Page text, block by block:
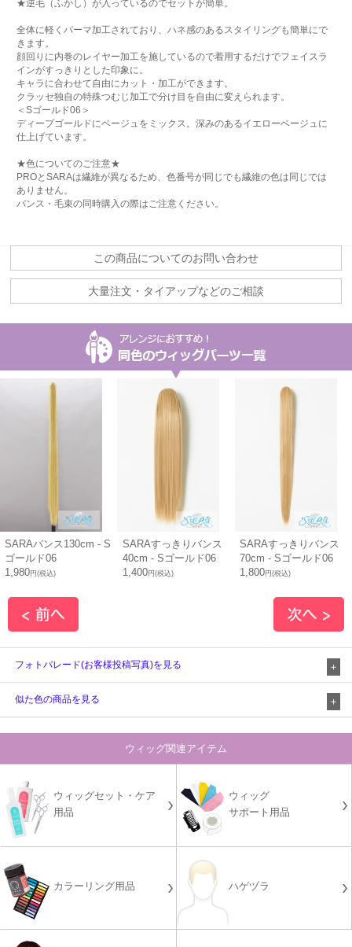
★逆毛（ふかし）が入っているのでセットが簡単。
全体に軽くパーマ加工されており、ハネ感のあるスタイリングも簡単にで
きます。
顔回りに内巻のレイヤー加工を施しているので着用するだけでフェイスラ
インがすっきりとした印象に。
キャラに合わせて自由にカット・加工ができます。
クラッセ独自の特殊つむじ加工で分け目を自由に変えられます。
＜Sゴールド06＞
ディープゴールドにベージュをミックス。深みのあるイエローベージュに
仕上げています。
★色についてのご注意★
PROとSARAは繊維が異なるため、色番号が同じでも繊維の色は同じでは
ありません。
バンス・毛束の同時購入の際はご注意ください。
この商品についてのお問い合わせ
大量注文・タイアップなどのご相談
SARAバンス130cm - S
ゴールド06
1,980円(税込)
SARAすっきりバンス
40cm - Sゴールド06
1,400円(税込)
SARAすっきりバンス
70cm - Sゴールド06
1,800円(税込)
フォトパレード(お客様投稿写真)を見る
似た色の商品を見る
ウィッグ関連アイテム
ウィッグセット・ケア
用品
ウィッグ
サポート用品
カラーリング用品 ハゲヅラ